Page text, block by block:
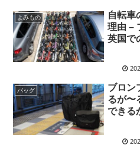
よみもの
自転車
理由 –
英国で
バッグ
ブロン
るが〜
できる